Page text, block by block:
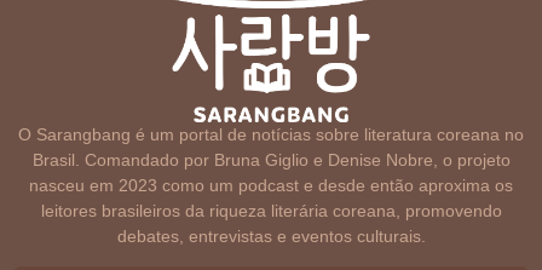
O Sarangbang é um portal de notícias sobre literatura coreana no
Brasil. Comandado por Bruna Giglio e Denise Nobre, o projeto
nasceu em 2023 como um podcast e desde então aproxima os
leitores brasileiros da riqueza literária coreana, promovendo
debates, entrevistas e eventos culturais.